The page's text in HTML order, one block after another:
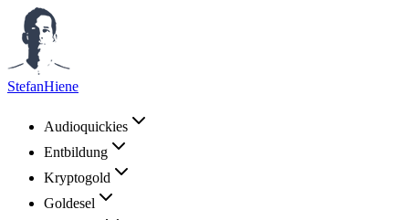
StefanHiene
Audioquickies
Entbildung
Kryptogold
Goldesel